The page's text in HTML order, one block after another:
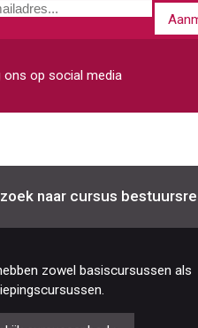
ons op social media
naar cursus
zowel basiscursussen als